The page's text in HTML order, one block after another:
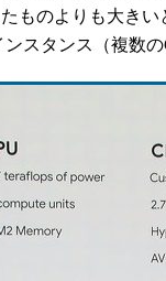
ものよりも大きい
スタンス（複数